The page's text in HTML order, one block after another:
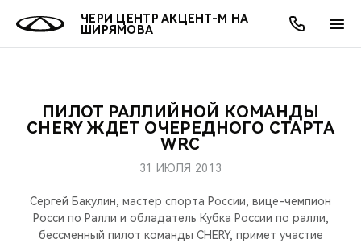
ЧЕРИ ЦЕНТР АКЦЕНТ-М НА
ШИРЯМОВА
МОДЕЛИ
КРОССОВЕРЫ
ПОКУПАТЕЛЯМ
КРЕДИТ И СТРАХОВАНИЕ
ВЛАДЕЛЬЦАМ
ЗАПЧАСТИ И АКСЕССУАРЫ
ПОДДЕРЖКА
МИР CHERY
О БРЕНДЕ
CHERY В СОЦСЕТЯХ
АКЦИИ
ОНЛАЙН СЕРВИСЫ
КРЕДИТ
О КОМПАНИИ
МЫ В СОЦСЕТЯХ
ПИЛОТ РАЛЛИЙНОЙ КОМАНДЫ
CHERY ЖДЕТ ОЧЕРЕДНОГО СТАРТА
WRC
31 ИЮЛЯ 2013
Сергей Бакулин, мастер спорта России, вице-чемпион
Росси по Ралли и обладатель Кубка России по ралли,
бессменный пилот команды CHERY, примет участие